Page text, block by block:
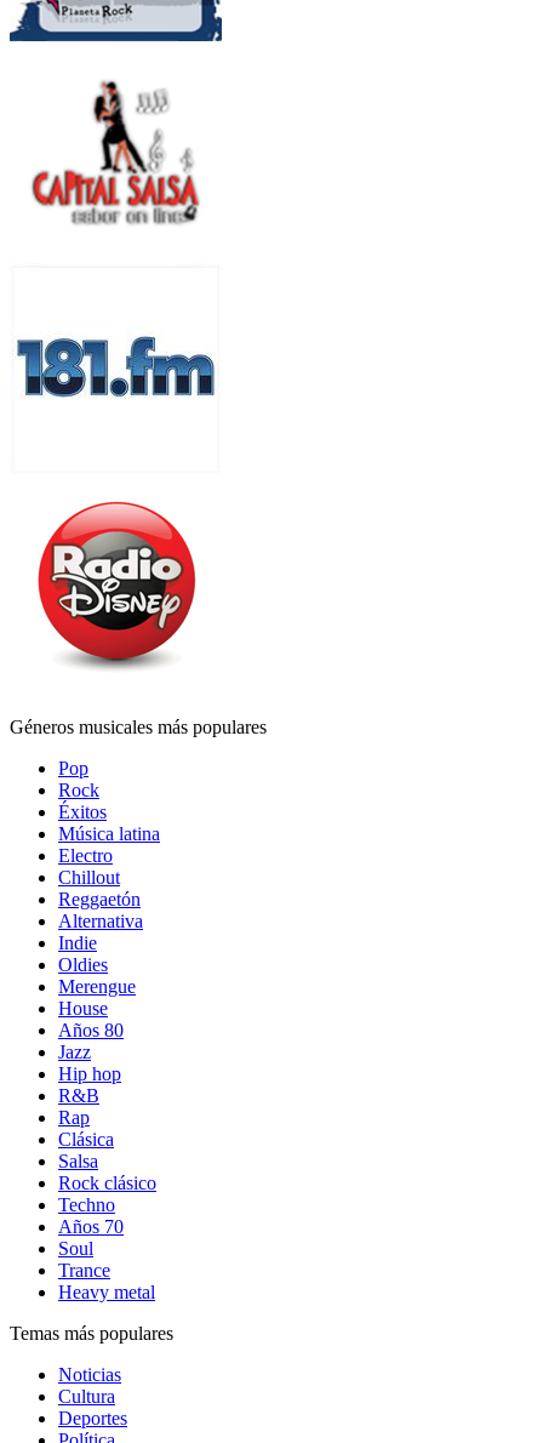
Géneros musicales más populares
Pop
Rock
Éxitos
Música latina
Electro
Chillout
Reggaetón
Alternativa
Indie
Oldies
Merengue
House
Años 80
Jazz
Hip hop
R&B
Rap
Clásica
Salsa
Rock clásico
Techno
Años 70
Soul
Trance
Heavy metal
Temas más populares
Noticias
Cultura
Deportes